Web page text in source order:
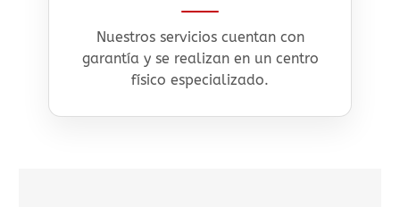
Nuestros servicios cuentan con
garantía y se realizan en un centro
físico especializado.